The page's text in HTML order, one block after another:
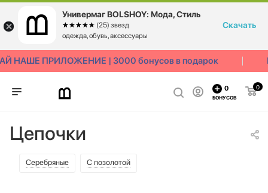
НАШЕ ПРИЛОЖЕНИЕ | 3000 бонусов в подарок
0
0
БОНУСОВ
Цепочки
Серебряные С позолотой
Универмаг BOLSHOY: Мода, Стиль
☆☆☆☆☆
★★★★★ (25) звезд
одежда, обувь, аксессуары
Скачать